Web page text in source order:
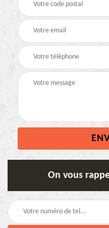
On vous